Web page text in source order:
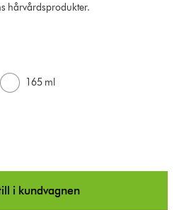
hårvårdsprodukter.
165 ml
i kundvagnen